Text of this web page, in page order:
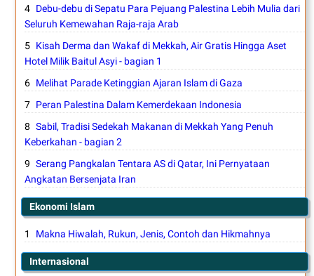
Debu-debu di Sepatu Para Pejuang Palestina Lebih Mulia dari
Seluruh Kemewahan Raja-raja Arab
Kisah Derma dan Wakaf di Mekkah, Air Gratis Hingga Aset
Hotel Milik Baitul Asyi - bagian 1
Melihat Parade Ketinggian Ajaran Islam di Gaza
Peran Palestina Dalam Kemerdekaan Indonesia
Sabil, Tradisi Sedekah Makanan di Mekkah Yang Penuh
Keberkahan - bagian 2
Serang Pangkalan Tentara AS di Qatar, Ini Pernyataan
Angkatan Bersenjata Iran
Ekonomi Islam
Makna Hiwalah, Rukun, Jenis, Contoh dan Hikmahnya
Internasional